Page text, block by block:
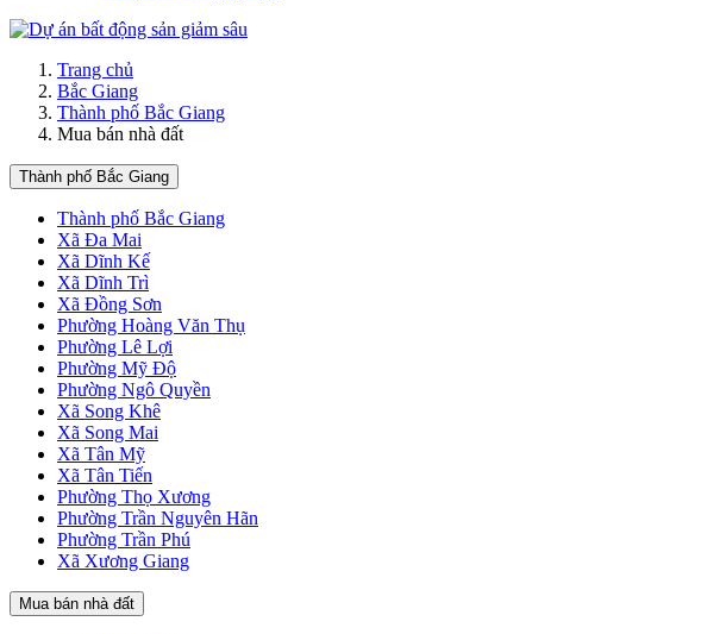
Trang chủ
Bắc Giang
Thành phố Bắc Giang
Mua bán nhà đất
Thành phố Bắc Giang
Thành phố Bắc Giang
Xã Đa Mai
Xã Dĩnh Kế
Xã Dĩnh Trì
Xã Đồng Sơn
Phường Hoàng Văn Thụ
Phường Lê Lợi
Phường Mỹ Độ
Phường Ngô Quyền
Xã Song Khê
Xã Song Mai
Xã Tân Mỹ
Xã Tân Tiến
Phường Thọ Xương
Phường Trần Nguyên Hãn
Phường Trần Phú
Xã Xương Giang
Mua bán nhà đất